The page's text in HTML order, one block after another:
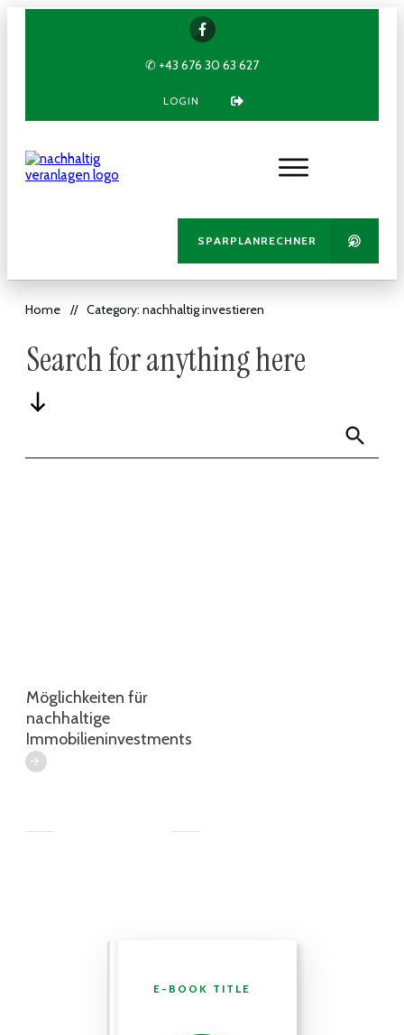
✆ +43 676 30 63 627
LOGIN
SPARPLANRECHNER
Home // Category: nachhaltig investieren
Search for anything here
Möglichkeiten für
nachhaltige
Immobilieninvestments
E-BOOK TITLE